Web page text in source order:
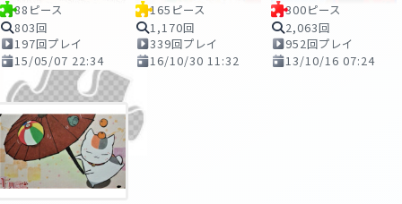
88ピース
803回
197回プレイ
15/05/07 22:34
165ピース
1,170回
339回プレイ
16/10/30 11:32
300ピース
2,063回
952回プレイ
13/10/16 07:24